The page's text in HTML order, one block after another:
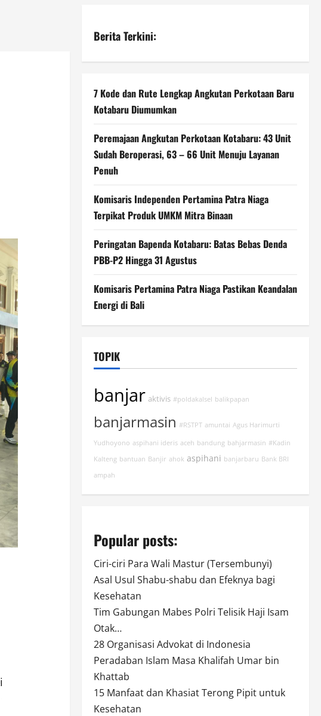
Berita Terkini:
7 Kode dan Rute Lengkap Angkutan Perkotaan Baru
Kotabaru Diumumkan
Peremajaan Angkutan Perkotaan Kotabaru: 43 Unit
Sudah Beroperasi, 63 – 66 Unit Menuju Layanan
Penuh
Komisaris Independen Pertamina Patra Niaga
Terpikat Produk UMKM Mitra Binaan
Peringatan Bapenda Kotabaru: Batas Bebas Denda
PBB-P2 Hingga 31 Agustus
Komisaris Pertamina Patra Niaga Pastikan Keandalan
Energi di Bali
TOPIK
banjar aktivis #poldakalsel balikpapan
banjarmasin #RSTPT amuntai Agus Harimurti
Yudhoyono aspihani ideris aceh bandung bahjarmasin #Kadin
Kalteng bantuan Banjir ahok aspihani banjarbaru Bank BRI
ampah
Popular posts:
Ciri-ciri Para Wali Mastur (Tersembunyi)
Asal Usul Shabu-shabu dan Efeknya bagi
Kesehatan
Tim Gabungan Mabes Polri Telisik Haji Isam
Otak…
28 Organisasi Advokat di Indonesia
Peradaban Islam Masa Khalifah Umar bin
Khattab
15 Manfaat dan Khasiat Terong Pipit untuk
Kesehatan